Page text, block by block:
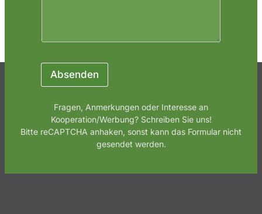
Absenden
Fragen, Anmerkungen oder Interesse an
Kooperation/Werbung? Schreiben Sie uns!
Bitte reCAPTCHA anhaken, sonst kann das Formular nicht
gesendet werden.